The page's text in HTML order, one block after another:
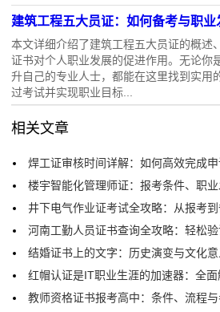
建筑工程五大员证：如何备考与职业
本文详细介绍了建筑工程五大员证的概述
证书对个人职业发展的促进作用。无论你
升自己的专业人士，都能在这里找到实用
过考试并实现职业目标...
相关文章
焊工证审核时间详解：如何高效完成
楼宇智能化管理师证：报考条件、职
井下电气作业证考试全攻略：从报考
河南工勤人员证书查询全攻略：轻松
结婚证书上的文字：历史演变与文化
红帽认证是IT职业生涯的加速器：全面
教师资格证书报考高中：条件、流程